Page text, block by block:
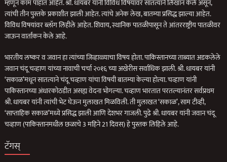
म्हणून काम पाहात आहेत. श्री. धायबर यांनी विविध विषयांवर सातत्याने लिखान केले असून,
त्यांची तीन पुस्तके प्रकाशीत झाली आहेत. त्यांचे अनेक लेख, बातम्या प्रसिद्ध झाल्या आहेत.
विविध विषयांवर ब्लॉग लिहीले आहेत. शिवाय, स्थानिक पातळीपासून ते आंतरराष्ट्रीय पातळीवर
जाऊन वार्तांकन केले आहे.
भारतीय लष्कर व जवान हा त्यांच्या जिव्हाळ्याचा विषय होता. पाकिस्तानच्या ताब्यात अडकलेले
जवान चंदू चव्हाण यांच्या नावाची चर्चा २०१६ च्या अखेरीस सर्वाधिक झाली. श्री. धायबर यांनी
‘सकाळ’मधून सातत्याने चंदू चव्हाण यांचा विषयी बातम्या केल्या होत्या. चव्हाण यांनी
पाकिस्तानच्या अंधारकोठडीत असह्य वेदना भोगल्या. चव्हाण भारतात परतल्यानंतर सर्वप्रथम
श्री. धायबर यांनी त्यांची भेट घेऊन मुलाखत मिळविली. ती मुलाखत ‘सकाळ’, साम टीव्ही,
‘साप्ताहिक सकाळ’मध्ये प्रसिद्ध झाली आणि देशभर गाजली. पुढे श्री. धायबर यांनी जवान चंदू
चव्हाण (पाकिस्तानमधील छळाचे 3 महिने 21 दिवस) हे पुस्तक लिहिले आहे.
टॅगस्